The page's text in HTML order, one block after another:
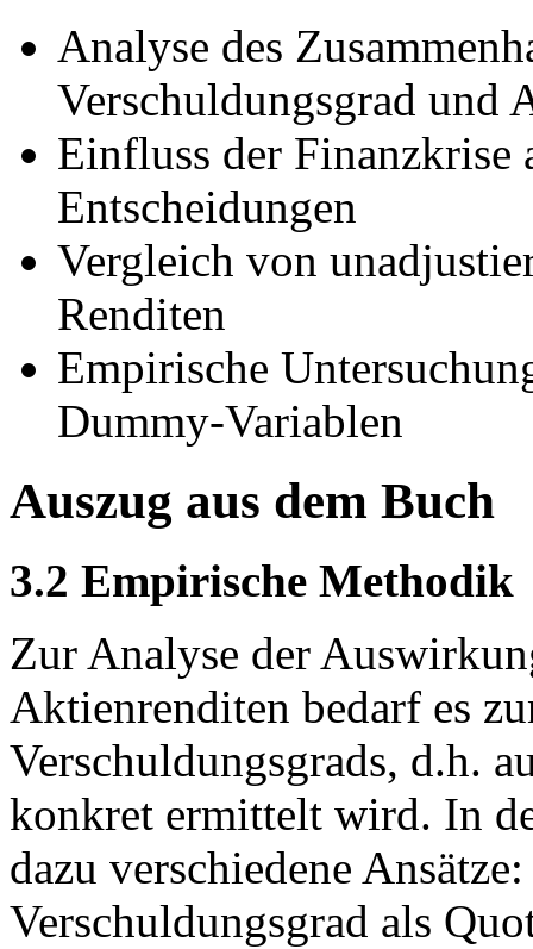
Analyse des
Verschuldungsgrad und
Einfluss der
Entscheidungen
Vergleich von
Renditen
Empirische
Dummy-Variablen
Auszug aus dem Buch
3.2 Empirische Methodik
Zur Analyse der
Aktienrenditen bedarf es
Verschuldungsgrads, d.h.
konkret ermittelt wird. In
dazu verschiedene
Verschuldungsgrad als